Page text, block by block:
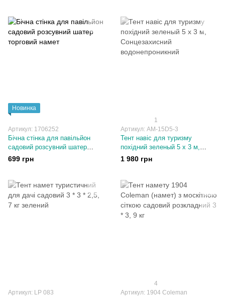
Новинка
Артикул: 1706252
Бічна стінка для павільйон
садовий розсувний шатер
торговий намет
699 грн
1
Артикул: AM-15D5-3
Тент навіс для туризму
похідний зеленый 5 х 3 м,
Сонцезахисний
водонепроникний
1 980 грн
Артикул: LP 083
4
Артикул: 1904 Colеman